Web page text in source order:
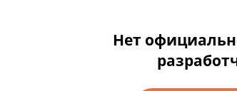
Нет